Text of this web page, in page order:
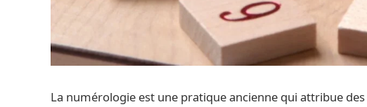
La numérologie est une pratique ancienne qui attribue des